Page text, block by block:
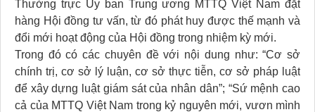
Thường trực Ủy ban Trung ương MTTQ Việt Nam đặt
hàng Hội đồng tư vấn, từ đó phát huy được thế mạnh và
đổi mới hoạt động của Hội đồng trong nhiệm kỳ mới.
Trong đó có các chuyên đề với nội dung như: “Cơ sở
chính trị, cơ sở lý luận, cơ sở thực tiễn, cơ sở pháp luật
để xây dựng luật giám sát của nhân dân”; “Sứ mệnh cao
cả của MTTQ Việt Nam trong kỷ nguyên mới, vươn mình